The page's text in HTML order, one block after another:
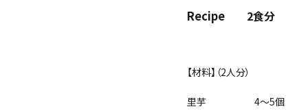
Recipe 2食分
【材料】（2人分）
里芋 4～5個